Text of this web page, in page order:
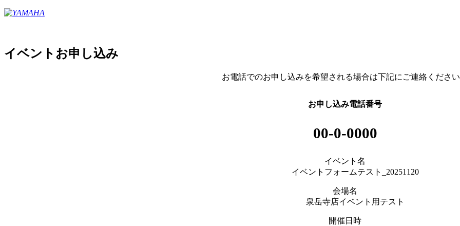
イベントお申し込み
お電話でのお申し込みを希望される場合は下記にご連絡くださ
お申し込み電話番号
00-0-0000
イベント名
イベントフォームテスト_20251120
会場名
泉岳寺店イベント用テスト
開催日時